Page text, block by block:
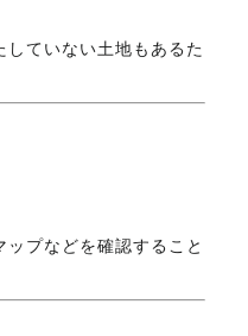
ていない土地もあるた
プなどを確認すること